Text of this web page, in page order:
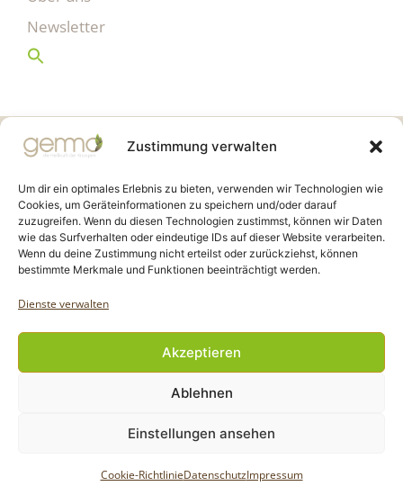
Zustimmung verwalten
Um dir ein optimales Erlebnis zu bieten, verwenden wir Technologien wie
Cookies, um Geräteinformationen zu speichern und/oder darauf
zuzugreifen. Wenn du diesen Technologien zustimmst, können wir Daten
wie das Surfverhalten oder eindeutige IDs auf dieser Website verarbeiten.
Wenn du deine Zustimmung nicht erteilst oder zurückziehst, können
bestimmte Merkmale und Funktionen beeinträchtigt werden.
Dienste verwalten
Akzeptieren
Ablehnen
Einstellungen ansehen
Cookie-RichtlinieDatenschutzImpressum
Newsletter
Gemmo Community
Birkenstr. 7
CH-6003 Luzern
info@gemmo.de
info@gemmo-community.at
Copyright Gemmo Community |